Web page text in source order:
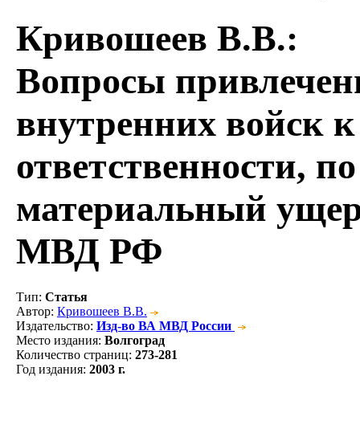
Кривошеев В.В.:
Вопросы
внутренних войск
ответственности,
материальный
МВД РФ
Тип: Статья
Автор: Кривошеев В.В.
Издательство: Изд-во ВА МВД России
Место издания: Волгоград
Количество страниц: 273-281
Год издания: 2003 г.